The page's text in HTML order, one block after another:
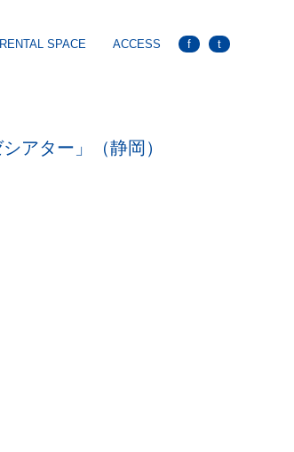
RENTAL SPACE ACCESS f t
アター」（静岡）